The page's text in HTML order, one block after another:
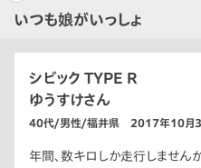
いつも娘がいっしょ
シビック TYPE R
ゆうすけさん
40代/男性/福井県 2017年10月3
年間、数キロしか走行しません